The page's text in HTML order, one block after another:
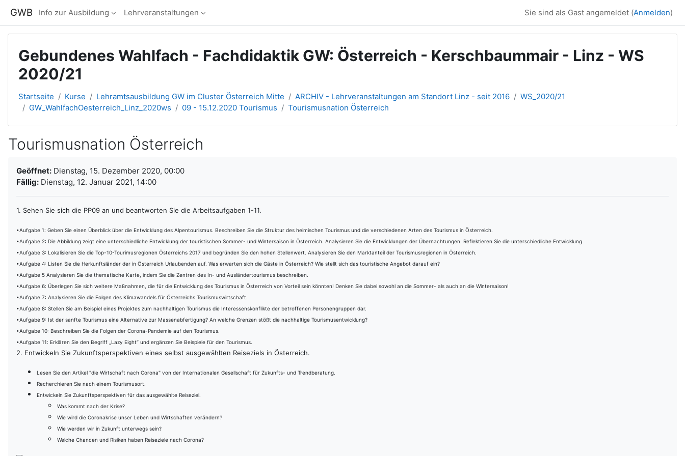
GWB Info zur Ausbildung Lehrveranstaltungen Sie sind als Gast angemeldet (Anmelden)
Gebundenes Wahlfach - Fachdidaktik GW: Österreich - Kerschbaummair - Linz - WS
2020/21
Startseite Kurse Lehramtsausbildung GW im Cluster Österreich Mitte ARCHIV - Lehrveranstaltungen am Standort Linz - seit 2016
WS_2020/21
GW_WahlfachOesterreich_Linz_2020ws
09 - 15.12.2020 Tourismus Tourismusnation Österreich
Tourismusnation Österreich
Geöffnet: Dienstag, 15. Dezember 2020, 00:00
Fällig: Dienstag, 12. Januar 2021, 14:00
1. Sehen Sie sich die PP09 an und beantworten Sie die Arbeitsaufgaben 1-11.
•Aufgabe 1: Geben Sie einen Überblick über die Entwicklung des Alpentourismus. Beschreiben Sie die Struktur des heimischen Tourismus und die verschiedenen Arten des Tourismus in Österreich.
•Aufgabe 2: Die Abbildung zeigt eine unterschiedliche Entwicklung der touristischen Sommer- und Wintersaison in Österreich. Analysieren Sie die Entwicklungen der Übernachtungen. Reflektieren Sie die unterschiedliche Entwicklung
•Aufgabe 3: Lokalisieren Sie die Top-10-Tourimusregionen Österreichs 2017 und begründen Sie den hohen Stellenwert. Analysieren Sie den Marktanteil der Tourismusregionen in Österreich.
•Aufgabe 4: Listen Sie die Herkunftsländer der in Österreich Urlaubenden auf. Was erwarten sich die Gäste in Österreich? Wie stellt sich das touristische Angebot darauf ein?
•Aufgabe 5 Analysieren Sie die thematische Karte, indem Sie die Zentren des In- und Ausländertourismus beschreiben.
•Aufgabe 6: Überlegen Sie sich weitere Maßnahmen, die für die Entwicklung des Tourismus in Österreich von Vorteil sein könnten! Denken Sie dabei sowohl an die Sommer- als auch an die Wintersaison!
•Aufgabe 7: Analysieren Sie die Folgen des Klimawandels für Österreichs Tourismuswirtschaft.
•Aufgabe 8: Stellen Sie am Beispiel eines Projektes zum nachhaltigen Tourismus die Interessenskonflikte der betroffenen Personengruppen dar.
•Aufgabe 9: Ist der sanfte Tourismus eine Alternative zur Massenabfertigung? An welche Grenzen stößt die nachhaltige Tourismusentwicklung?
•Aufgabe 10: Beschreiben Sie die Folgen der Corona-Pandemie auf den Tourismus.
•Aufgabe 11: Erklären Sie den Begriff „Lazy Eight“ und ergänzen Sie Beispiele für den Tourismus.
2. Entwickeln Sie Zukunftsperspektiven eines selbst ausgewählten Reiseziels in Österreich.
Lesen Sie den Artikel "die Wirtschaft nach Corona" von der Internationalen Gesellschaft für Zukunfts- und Trendberatung.
Recherchieren Sie nach einem Tourismusort.
Entwickeln Sie Zukunftsperspektiven für das ausgewählte Reiseziel.
Was kommt nach der Krise?
Wie wird die Coronakrise unser Leben und Wirtschaften verändern?
Wie werden wir in Zukunft unterwegs sein?
Welche Chancen und Risiken haben Reiseziele nach Corona?